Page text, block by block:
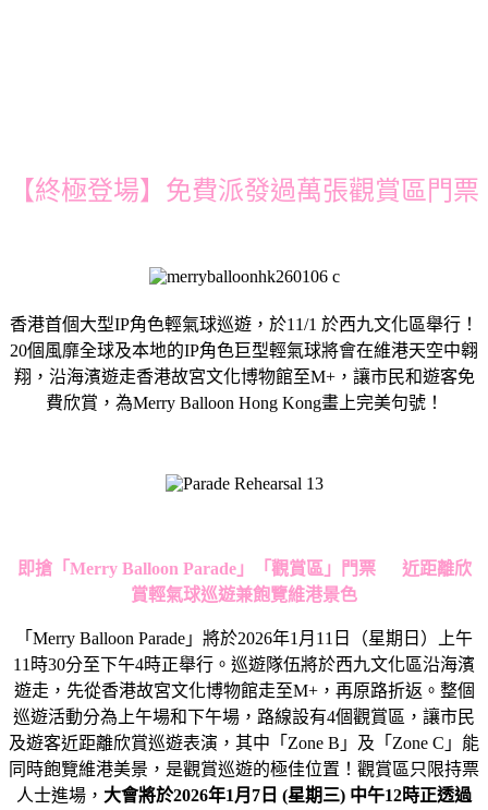
【終極登場】免費派發過萬張觀賞區門票
香港首個大型IP角色輕氣球巡遊，於11/1 於西九文化區舉行！
20個風靡全球及本地的IP角色巨型輕氣球將會在維港天空中翱
翔，沿海濱遊走香港故宮文化博物館至M+，讓市民和遊客免
費欣賞，為Merry Balloon Hong Kong畫上完美句號！
即搶「Merry Balloon Parade」「觀賞區」門票
近距離欣
賞輕氣球巡遊兼飽覽維港景色
「Merry Balloon Parade」將於2026年1月11日（星期日）上午
11時30分至下午4時正舉行。巡遊隊伍將於西九文化區沿海濱
遊走，先從香港故宮文化博物館走至M+，再原路折返。整個
巡遊活動分為上午場和下午場，路線設有4個觀賞區，讓市民
及遊客近距離欣賞巡遊表演，其中「Zone B」及「Zone C」能
同時飽覽維港美景，是觀賞巡遊的極佳位置！觀賞區只限持票
人士進場， 大會將於2026年1 月 7 日 (星期三) 中午12時正透過